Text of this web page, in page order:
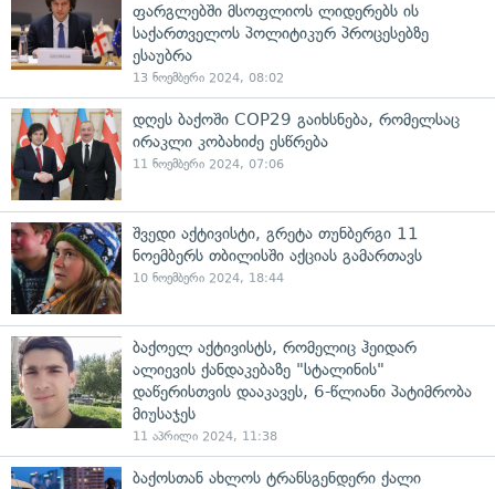
ფარგლებში მსოფლიოს ლიდერებს ის
საქართველოს პოლიტიკურ პროცესებზე
ესაუბრა
13 ნოემბერი 2024, 08:02
დღეს ბაქოში COP29 გაიხსნება, რომელსაც
ირაკლი კობახიძე ესწრება
11 ნოემბერი 2024, 07:06
შვედი აქტივისტი, გრეტა თუნბერგი 11
ნოემბერს თბილისში აქციას გამართავს
10 ნოემბერი 2024, 18:44
ბაქოელ აქტივისტს, რომელიც ჰეიდარ
ალიევის ქანდაკებაზე "სტალინის"
დაწერისთვის დააკავეს, 6-წლიანი პატიმრობა
მიუსაჯეს
11 აპრილი 2024, 11:38
ბაქოსთან ახლოს ტრანსგენდერი ქალი